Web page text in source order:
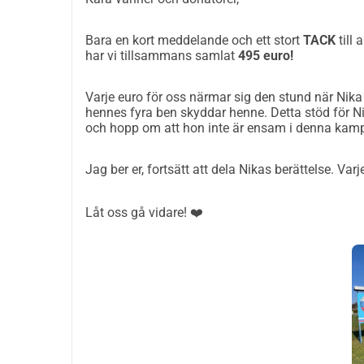
Nika är en dedikerad student inom
ett bibliotek extremt svåra och osäkra.
Panikattacker och plötsliga episoder är inte
En Hund som Ger Säkerhet Hunden som hjälper
Ge grundning
under svåra PTSD episoder och
Ge stabilitet
Professionell utbildning av
vilket Nika som student inte kan säga själv. Din
slutföra sina studier och leva utan konstant
Tack för att du donerar och delar Nikas
Bara en kort meddelande och ett stort TACK till
har vi tillsammans samlat 495 euro!
Varje euro för oss närmar sig den stund när
hennes fyra ben skyddar henne. Detta stöd för
och hopp om att hon inte är ensam i denna
Jag ber er, fortsätt att dela Nikas berättelse.
Låt oss gå vidare! ❤️